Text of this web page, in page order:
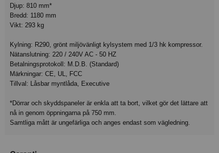
Djup: 810 mm*
Bredd: 1180 mm
Vikt: 293 kg
Kylning: R290, grönt miljövänligt kylsystem med 1/3 hk kompressor.
Nätanslutning: 220 / 240V AC - 50 HZ
Betalningsprotokoll: M.D.B. (Standard)
Märkningar: CE, UL, FCC
Tillval: Låsbar myntlåda, Executive
*Dörrar och skyddspaneler är enkla att ta bort, vilket gör det lättare att
nå in genom öppningarna på 750 mm.
Samtliga mått är ungefärliga och anges endast som vägledning.